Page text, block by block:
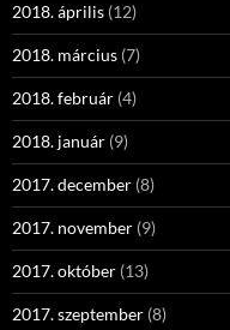
2018. április (12)
2018. március (7)
2018. február (4)
2018. január (9)
2017. december (8)
2017. november (9)
2017. október (13)
2017. szeptember (8)